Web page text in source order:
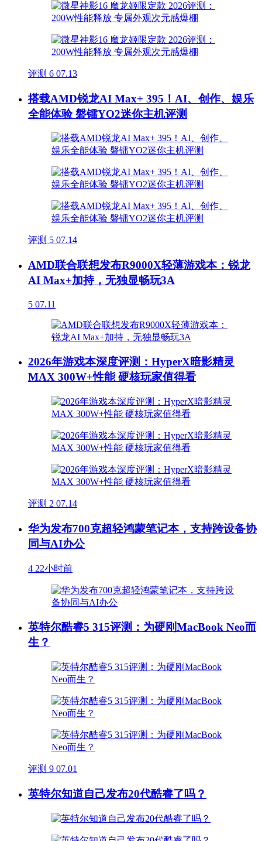
评测 6 07.13
搭载AMD锐龙AI Max+ 395！AI、创作、娱乐
全能体验 磐镭YO2迷你主机评测
评测 5 07.14
AMD联合联想发布R9000X轻薄游戏本：锐龙
AI Max+加持，无独显畅玩3A
5 07.11
2026年游戏本深度评测：HyperX暗影精灵
MAX 300W+性能 硬核玩家值得看
评测 2 07.14
华为发布700克超轻鸿蒙笔记本，支持跨设备协
同与AI办公
4 22小时前
英特尔酷睿5 315评测：为硬刚MacBook Neo而
生？
评测 9 07.01
英特尔知道自己发布20代酷睿了吗？